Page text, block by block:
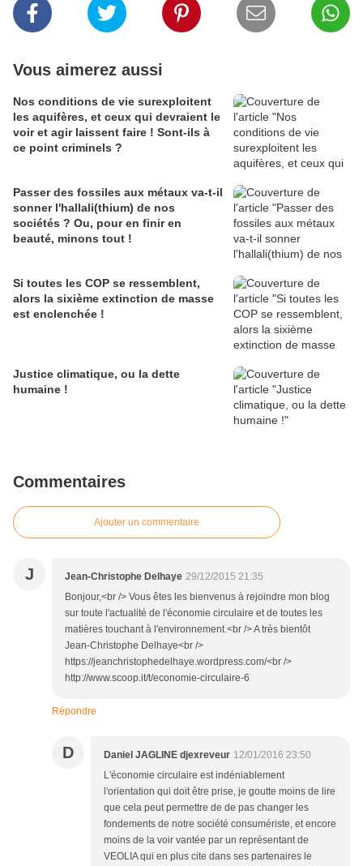
Vous aimerez aussi
Nos conditions de vie surexploitent
les aquifères, et ceux qui devraient le
voir et agir laissent faire ! Sont-ils à
ce point criminels ?
Passer des fossiles aux métaux va-t-il
sonner l'hallali(thium) de nos
sociétés ? Ou, pour en finir en
beauté, minons tout !
Si toutes les COP se ressemblent,
alors la sixième extinction de masse
est enclenchée !
Justice climatique, ou la dette
humaine !
Commentaires
Ajouter un commentaire
J Jean-Christophe Delhaye 29/12/2015 21:35
Bonjour,<br /> Vous êtes les bienvenus à rejoindre mon blog
sur toute l'actualité de l'économie circulaire et de toutes les
matières touchant à l'environnement.<br /> A très bientôt
Jean-Christophe Delhaye<br />
https://jeanchristophedelhaye.wordpress.com/<br />
http://www.scoop.it/t/economie-circulaire-6
Répondre
D Daniel JAGLINE djexreveur 12/01/2016 23:50
L'économie circulaire est indéniablement
l'orientation qui doit être prise, je goutte moins de lire
que cela peut permettre de de pas changer les
fondements de notre société consumériste, et encore
moins de la voir vantée par un représentant de
VEOLIA qui en plus cite dans ses partenaires le